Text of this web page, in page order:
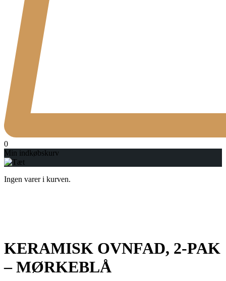
0
Min indkøbskurv
Ingen varer i kurven.
KERAMISK OVNFAD, 2-PAK
– MØRKEBLÅ